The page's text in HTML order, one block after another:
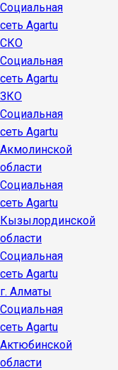
Социальная
сеть Agartu
СКО
Социальная
сеть Agartu
ЗКО
Социальная
сеть Agartu
Акмолинской
области
Социальная
сеть Agartu
Кызылординской
области
Социальная
сеть Agartu
г. Алматы
Социальная
сеть Agartu
Актюбинской
области